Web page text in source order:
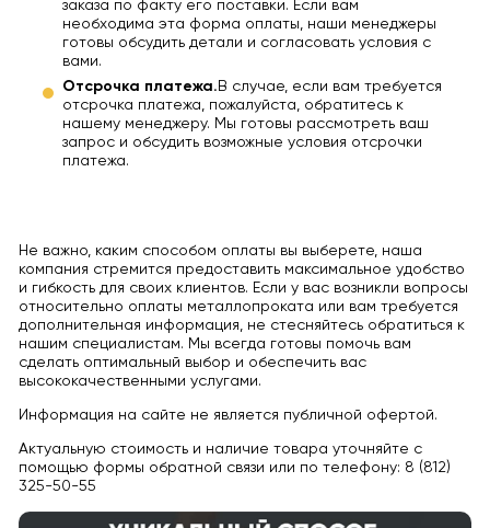
заказа по факту его поставки. Если вам
необходима эта форма оплаты, наши менеджеры
готовы обсудить детали и согласовать условия с
вами.
Отсрочка платежа. В случае, если вам требуется
отсрочка платежа, пожалуйста, обратитесь к
нашему менеджеру. Мы готовы рассмотреть ваш
запрос и обсудить возможные условия отсрочки
платежа.
Не важно, каким способом оплаты вы выберете, наша
компания стремится предоставить максимальное удобство
и гибкость для своих клиентов. Если у вас возникли вопросы
относительно оплаты металлопроката или вам требуется
дополнительная информация, не стесняйтесь обратиться к
нашим специалистам. Мы всегда готовы помочь вам
сделать оптимальный выбор и обеспечить вас
высококачественными услугами.
Информация на сайте не является публичной офертой.
Актуальную стоимость и наличие товара уточняйте с
помощью формы обратной связи или по телефону: 8 (812)
325-50-55